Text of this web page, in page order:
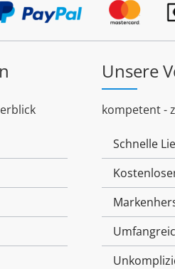
Unsere
kompetent -
Schnelle